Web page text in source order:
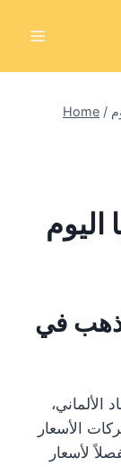
Home /
اليوم
في
الأسعار
لأسعار